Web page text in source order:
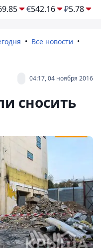
€542.16 ₽5.78
Все новости
04:17, 04 ноября 2016
сносить